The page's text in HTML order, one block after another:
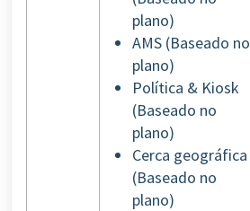
plano)
AMS (Baseado no
plano)
Política & Kiosk
(Baseado no
plano)
Cerca geográfica
(Baseado no
plano)